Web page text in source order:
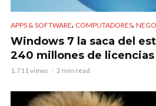
APPS & SOFTWARE, COMPUTADORES,
Windows 7 la saca del
240 millones de licencias
1.711 views 2 min read